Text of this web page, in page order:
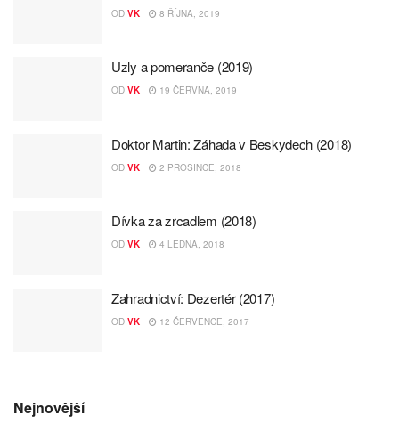
OD VK 8 ŘÍJNA, 2019
Uzly a pomeranče (2019)
OD VK 19 ČERVNA, 2019
Doktor Martin: Záhada v Beskydech (2018)
OD VK 2 PROSINCE, 2018
Dívka za zrcadlem (2018)
OD VK 4 LEDNA, 2018
Zahradnictví: Dezertér (2017)
OD VK 12 ČERVENCE, 2017
Nejnovější